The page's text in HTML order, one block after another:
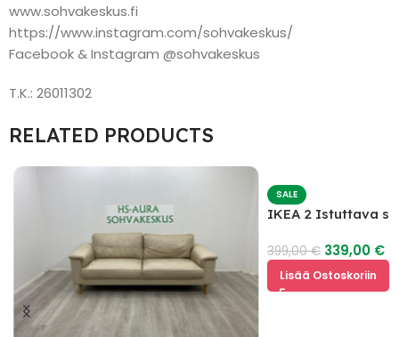
www.sohvakeskus.fi
https://www.instagram.com/sohvakeskus/
Facebook & Instagram @sohvakeskus
T.K.: 26011302
RELATED PRODUCTS
SALE
IKEA 2 Istuttava
399,00€ 339,00 €
Lisää Ostoskoriin